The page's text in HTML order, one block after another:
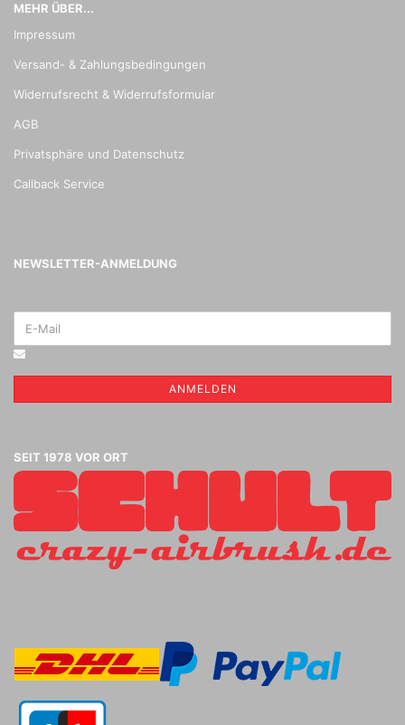
MEHR ÜBER...
Impressum
Versand- & Zahlungsbedingungen
Widerrufsrecht & Widerrufsformular
AGB
Privatsphäre und Datenschutz
Callback Service
NEWSLETTER-ANMELDUNG
ANMELDEN
SEIT 1978 VOR ORT